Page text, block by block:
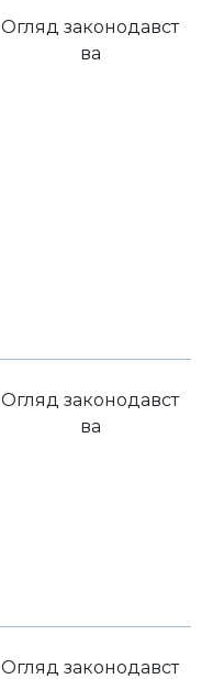
Огляд законодавст
ва
Огляд законодавст
ва
Огляд законодавст